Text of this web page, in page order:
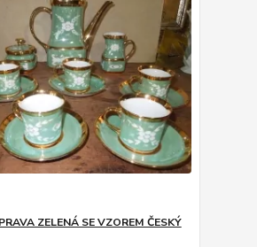
ZELENÁ SE VZOREM ČESKÝ